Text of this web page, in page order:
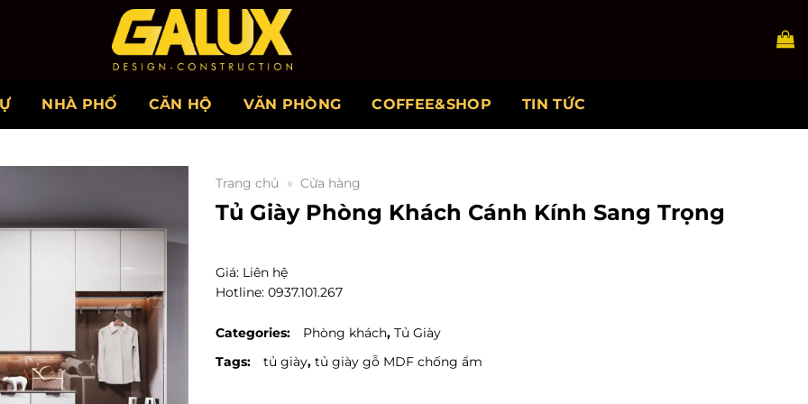
NHÀ PHỐ CĂN HỘ VĂN PHÒNG COFFEE&SHOP TIN TỨC
Trang chủ » Cửa hàng
Tủ Giày Phòng Khách Cánh Kính Sang Trọng
Giá: Liên hệ
Hotline: 0937.101.267
Categories: Phòng khách, Tủ Giày
Tags:
tủ giày, tủ giày gỗ MDF chống ẩm